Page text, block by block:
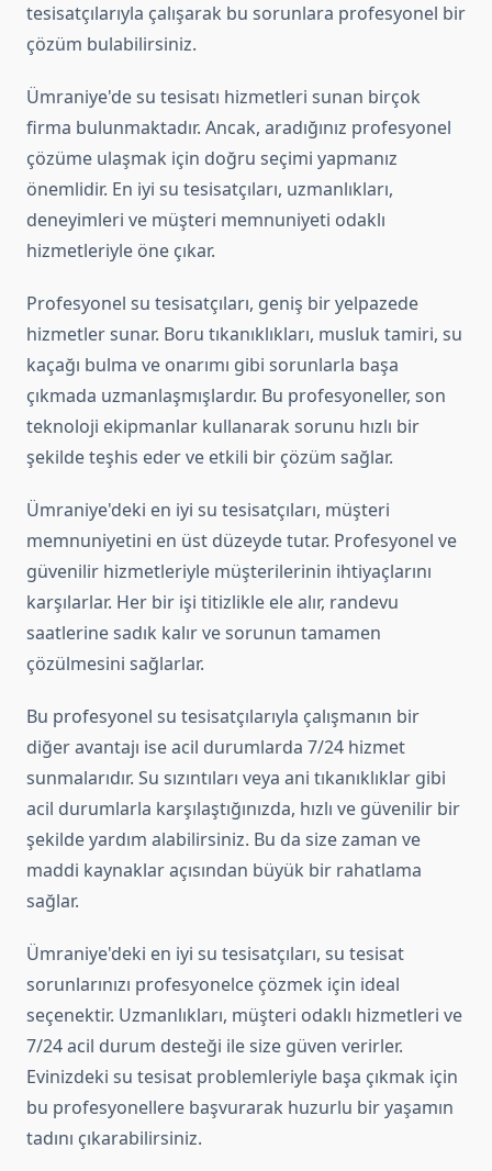
tesisatçılarıyla çalışarak bu sorunlara profesyonel bir
çözüm bulabilirsiniz.
Ümraniye'de su tesisatı hizmetleri sunan birçok
firma bulunmaktadır. Ancak, aradığınız profesyonel
çözüme ulaşmak için doğru seçimi yapmanız
önemlidir. En iyi su tesisatçıları, uzmanlıkları,
deneyimleri ve müşteri memnuniyeti odaklı
hizmetleriyle öne çıkar.
Profesyonel su tesisatçıları, geniş bir yelpazede
hizmetler sunar. Boru tıkanıklıkları, musluk tamiri, su
kaçağı bulma ve onarımı gibi sorunlarla başa
çıkmada uzmanlaşmışlardır. Bu profesyoneller, son
teknoloji ekipmanlar kullanarak sorunu hızlı bir
şekilde teşhis eder ve etkili bir çözüm sağlar.
Ümraniye'deki en iyi su tesisatçıları, müşteri
memnuniyetini en üst düzeyde tutar. Profesyonel ve
güvenilir hizmetleriyle müşterilerinin ihtiyaçlarını
karşılarlar. Her bir işi titizlikle ele alır, randevu
saatlerine sadık kalır ve sorunun tamamen
çözülmesini sağlarlar.
Bu profesyonel su tesisatçılarıyla çalışmanın bir
diğer avantajı ise acil durumlarda 7/24 hizmet
sunmalarıdır. Su sızıntıları veya ani tıkanıklıklar gibi
acil durumlarla karşılaştığınızda, hızlı ve güvenilir bir
şekilde yardım alabilirsiniz. Bu da size zaman ve
maddi kaynaklar açısından büyük bir rahatlama
sağlar.
Ümraniye'deki en iyi su tesisatçıları, su tesisat
sorunlarınızı profesyonelce çözmek için ideal
seçenektir. Uzmanlıkları, müşteri odaklı hizmetleri ve
7/24 acil durum desteği ile size güven verirler.
Evinizdeki su tesisat problemleriyle başa çıkmak için
bu profesyonellere başvurarak huzurlu bir yaşamın
tadını çıkarabilirsiniz.